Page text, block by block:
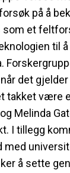
på å
et
til
det
takket være
Melinda
I tillegg
å sette